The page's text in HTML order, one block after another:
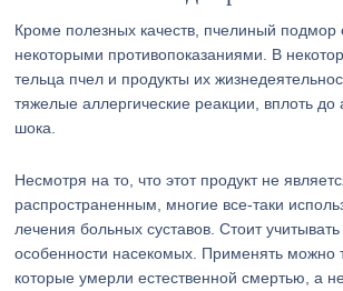
Кроме полезных качеств, пчелиный подмор
некоторыми противопоказаниями. В
тельца пчел и продукты их
тяжелые аллергические реакции, вплоть до
шока.
Несмотря на то, что этот продукт не
распространенным, многие все-таки
лечения больных суставов. Стоит
особенности насекомых. Применять можно
которые умерли естественной смертью, а